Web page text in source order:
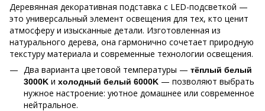
Деревянная декоративная подставка с LED-подсветкой —
это универсальный элемент освещения для тех, кто ценит
атмосферу и изысканные детали. Изготовленная из
натурального дерева, она гармонично сочетает природную
текстуру материала и современные технологии освещения.
Два варианта цветовой температуры — тёплый белый
3000K и холодный белый 6000K — позволяют выбрать
нужное настроение: уютное домашнее или современное
нейтральное.